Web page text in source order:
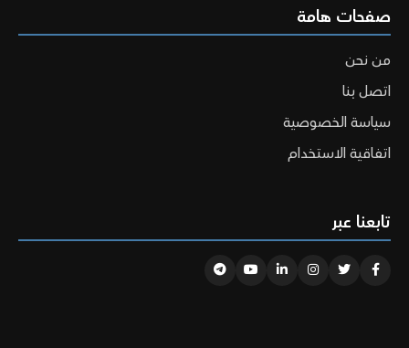
صفحات هامة
من نحن
اتصل بنا
سياسة الخصوصية
اتفاقية الاستخدام
تابعنا عبر
Facebook
Twitter
Instagram
Linkedin
Youtube
Telegram